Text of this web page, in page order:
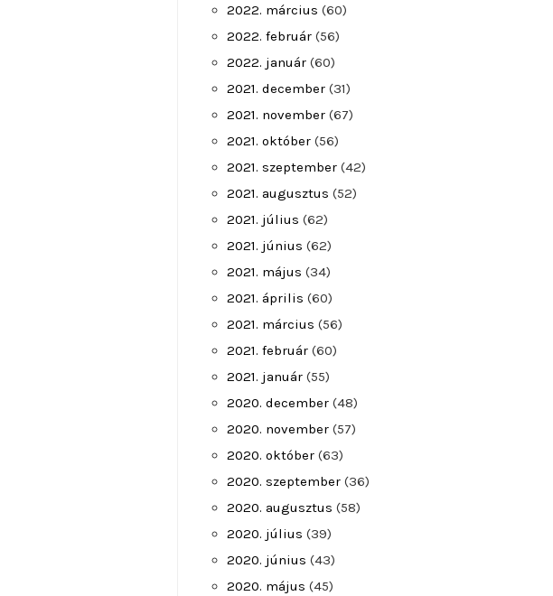
2022. március (60)
2022. február (56)
2022. január (60)
2021. december (31)
2021. november (67)
2021. október (56)
2021. szeptember (42)
2021. augusztus (52)
2021. július (62)
2021. június (62)
2021. május (34)
2021. április (60)
2021. március (56)
2021. február (60)
2021. január (55)
2020. december (48)
2020. november (57)
2020. október (63)
2020. szeptember (36)
2020. augusztus (58)
2020. július (39)
2020. június (43)
2020. május (45)